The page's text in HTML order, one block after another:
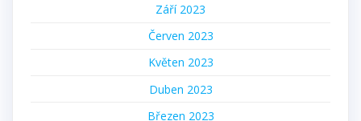
Září 2023
Červen 2023
Květen 2023
Duben 2023
Březen 2023